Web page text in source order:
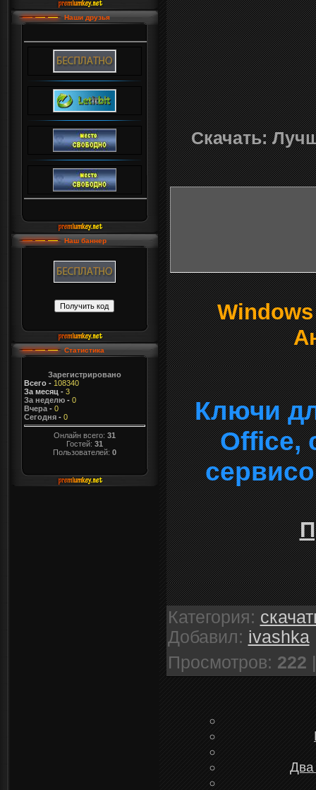
Наши друзья
Наш баннер
Статистика
Зарегистрировано
Всего- 108340
За месяц - 3
За неделю- 0
Вчера- 0
Сегодня- 0
Онлайн всего: 31
Гостей: 31
Пользователей: 0
Скачать:
Windows
Ключи
Office,
Категория:
Добавил: ivashka
Просмотров: 222
Два